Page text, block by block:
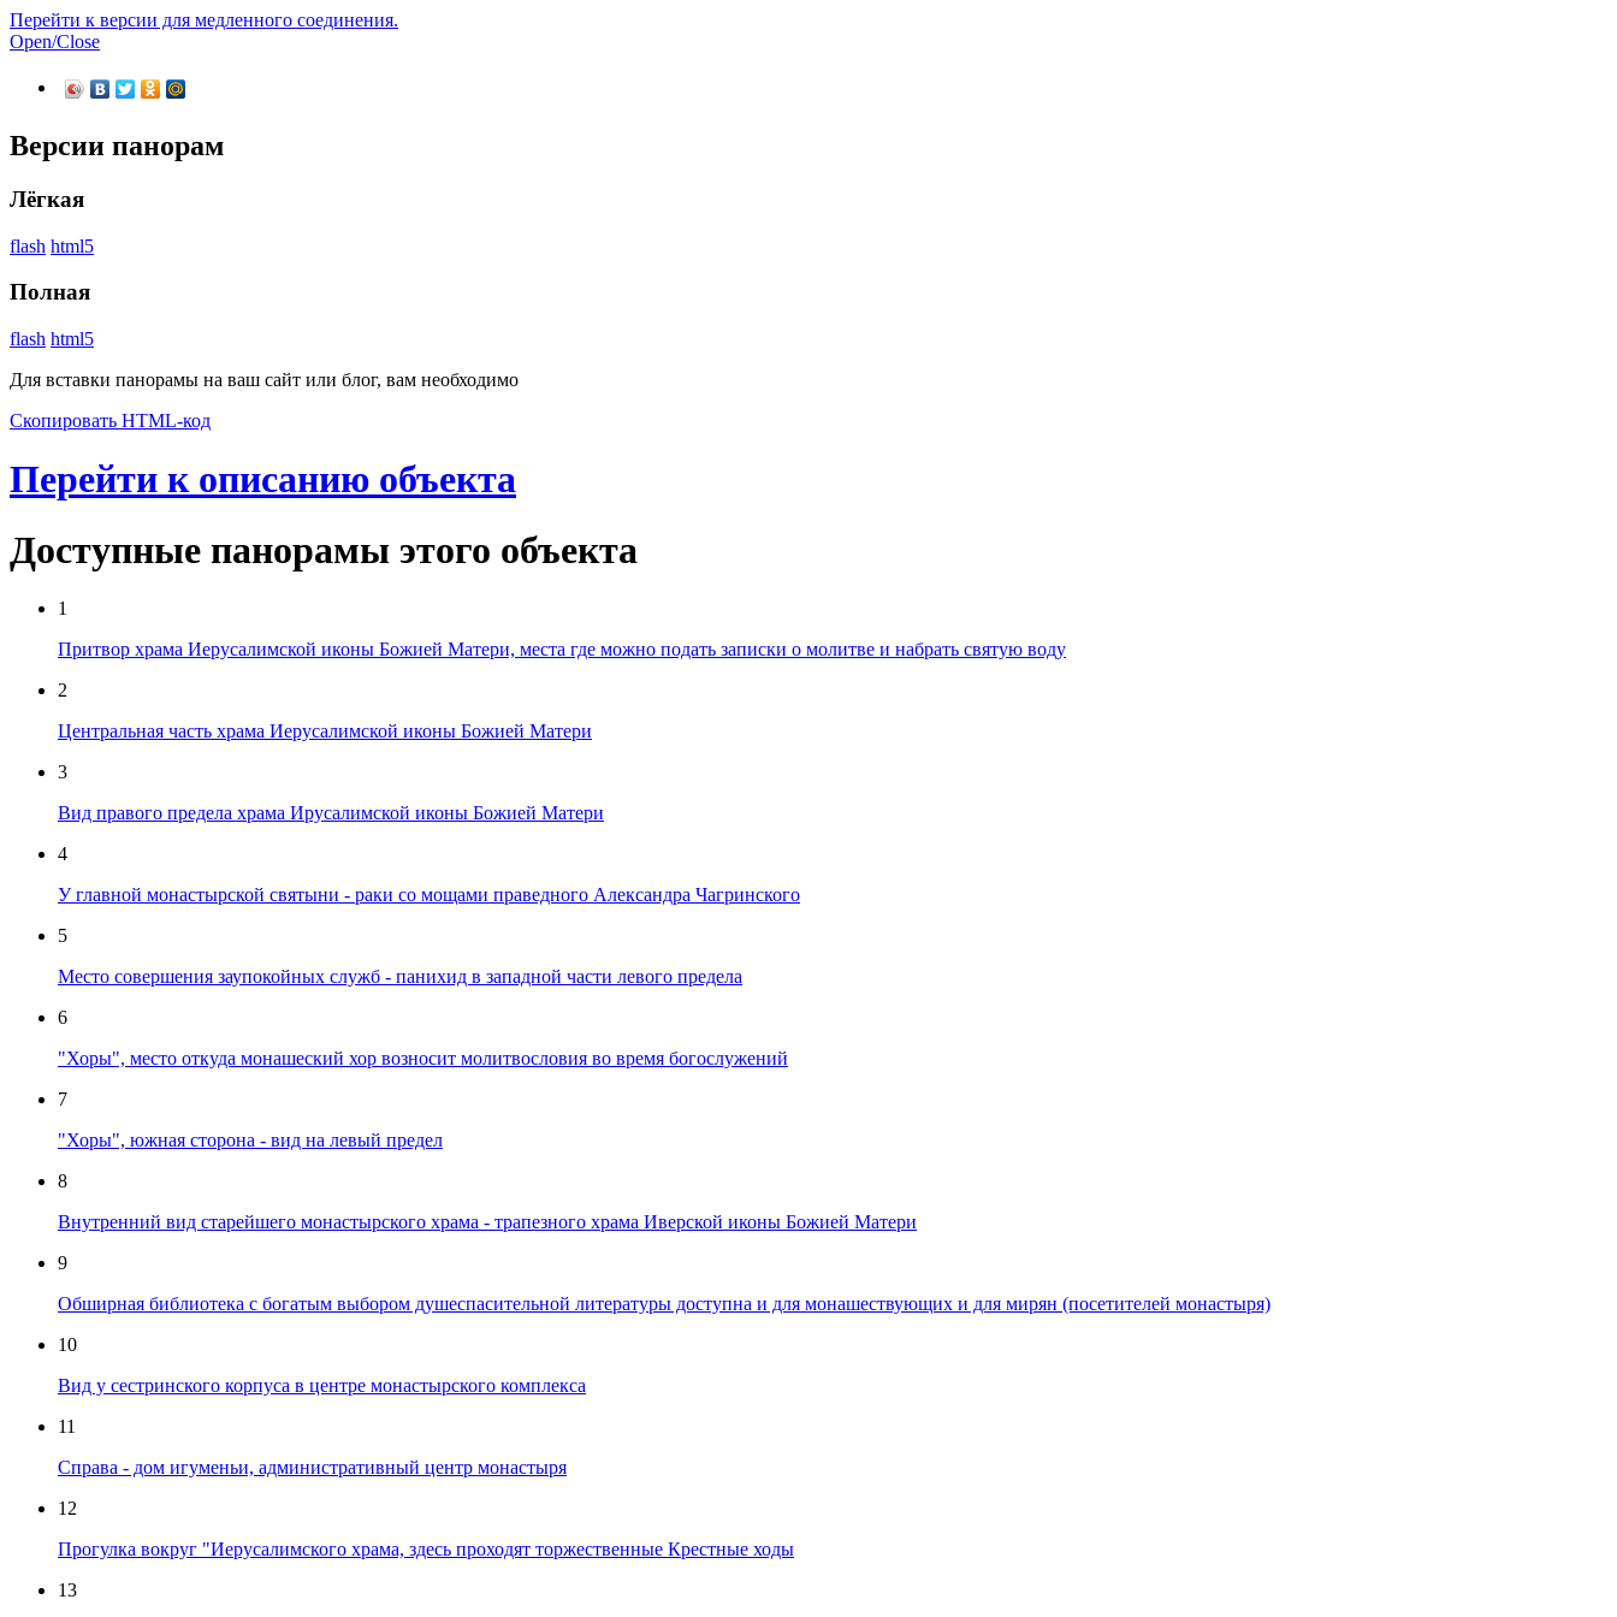
Перейти к версии для медленного соединения.
Open/Close
Версии панорам
Лёгкая
flash html5
Полная
flash html5
Для вставки панорамы на ваш сайт или блог, вам необходимо
Скопировать HTML-код
Перейти к описанию объекта
Доступные панорамы этого объекта
1
Притвор храма Иерусалимской иконы Божией Матери, места где можно подать записки о молитве и набрать святую воду
2
Центральная часть храма Иерусалимской иконы Божией Матери
3
Вид правого предела храма Ирусалимской иконы Божией Матери
4
У главной монастырской святыни - раки со мощами праведного Александра Чагринского
5
Место совершения заупокойных служб - панихид в западной части левого предела
6
"Хоры", место откуда монашеский хор возносит молитвословия во время богослужений
7
"Хоры", южная сторона - вид на левый предел
8
Внутренний вид старейшего монастырского храма - трапезного храма Иверской иконы Божией Матери
9
Обширная библиотека с богатым выбором душеспасительной литературы доступна и для монашествующих и для мирян (посетителей монастыря)
10
Вид у сестринского корпуса в центре монастырского комплекса
11
Справа - дом игуменьи, административный центр монастыря
12
Прогулка вокруг "Иерусалимского храма, здесь проходят торжественные Крестные ходы
13